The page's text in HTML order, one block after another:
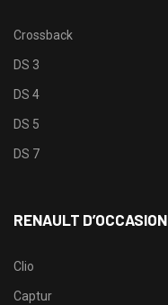
Crossback
DS 3
DS 4
DS 5
DS 7
RENAULT D’OCCASION
Clio
Captur